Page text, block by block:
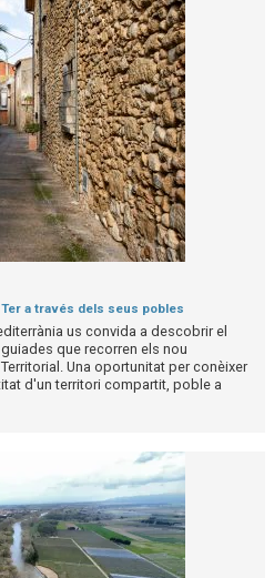
a través dels seus pobles
us convida a descobrir el
que recorren els nou
Una oportunitat per conèixer
d'un territori compartit, poble a